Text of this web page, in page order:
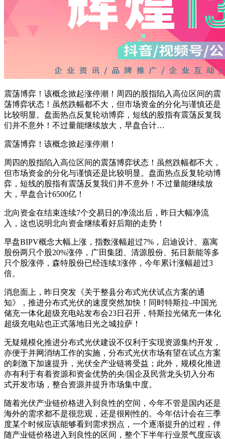
震荡博弈！该概念掀起涨停潮！周四的股指陷入高位区间的震
荡博弈状态！虽然跌幅都不大，但市场资金的分化与谨慎还是
比较明显。盘面热点反复轮动博弈，短线的股指有震荡反复我
们并不意外！不过量能继续放大，早盘合计…
震荡博弈！该概念掀起涨停潮！
周四的股指陷入高位区间的震荡博弈状态！虽然跌幅都不大，
但市场资金的分化与谨慎还是比较明显。盘面热点反复轮动博
弈，短线的股指有震荡反复我们并不意外！不过量能继续放
大，早盘合计6500亿！
北向资金在结束连续7个交易日的净流出后，昨日大幅净流
入，这也说明北向资金继续看好后期的走势！
早盘BIPV概念大幅上涨，指数涨幅超过7% ， 启迪设计
嘉寓
股份两只个股20%涨停， 广田集团 清源股份 拓日新能等多
只个股涨停， 森特股份已经连续3涨停，今年累计涨幅超过3
倍。
消息面上，昨日突发《关于整县分布式光伏试点方案的通
知》，推进分布式光伏的速度突然加快！同时特斯拉–中国光
储充一体化超级充电站发布会23日召开，特斯拉光储充一体化
超级充电站也正式落地日光之城拉萨！
无疑规模化推进分布式光伏建设不仅利于实现资源集约开发，
亦便于并网消纳工作的实施，分布式光伏市场有望在试点方案
的刺激下加速提升，光伏全产业链将受益；此外，规模化推进
亦有利于有着资源和资金优势的央/国企及民营龙头切入分布
式开发市场，整合资源并提升市场集中度。
随着光伏产业链价格进入到良性的空间，今年不管是国内还是
海外的需求都不是很悲观，还是很刚性的。今年估计会在三季
度某个时候应该能够看到需求拐点，一个逐渐提升的过程，伴
随产业链价格进入到良性的区间，整个下半年行业景气度应该